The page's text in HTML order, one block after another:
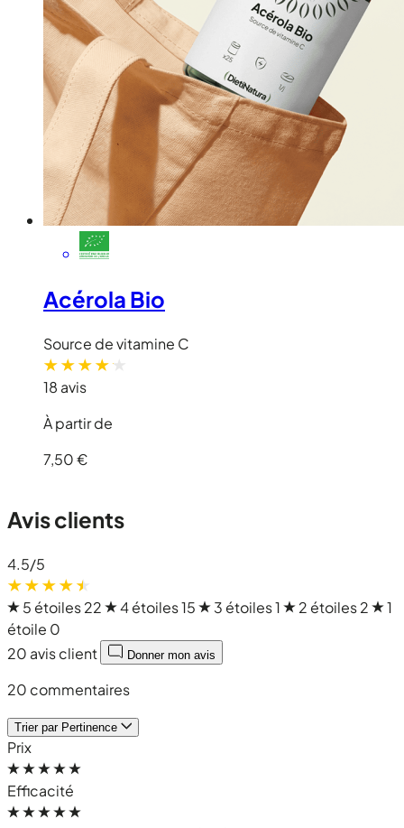
Acérola Bio
Source de vitamine C
18 avis
À partir de
7,50 €
Avis clients
4.5/5
5 étoiles22 4 étoiles15 3 étoiles1 2 étoiles2
1
étoile 0
20 avis client
Donner mon avis
20 commentaires
Trier par Pertinence
Prix
Efficacité